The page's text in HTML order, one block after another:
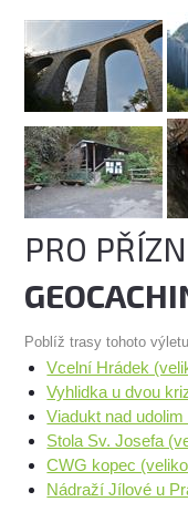
PRO
Poblíž trasy tohoto
Vcelní Hrádek
Vyhlidka u dvou
Viadukt nad
Stola Sv. Josefa
CWG kopec
Nádraží Jílové u